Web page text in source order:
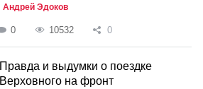
Андрей Эдоков
0 10532 0
Правда и выдумки о поездке
Верховного на фронт